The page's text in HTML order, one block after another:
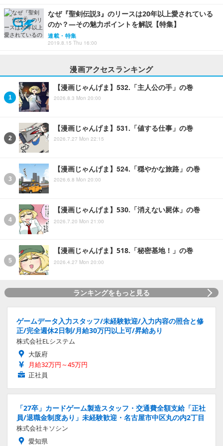
なぜ『聖剣伝説3』のリースは20年以上愛されている
のか？―その魅力ポイントを解説【特集】
連載・特集
2019.8.15 Thu 16:00
漫画アクセスランキング
【漫画じゃんげま】532.「主人公の手」の巻
2026.8.3 Mon 20:00
【漫画じゃんげま】531.「値する仕事」の巻
2026.7.27 Mon 22:15
【漫画じゃんげま】524.「穏やかな旅路」の巻
2026.6.8 Mon 20:00
【漫画じゃんげま】530.「消えない屍体」の巻
2026.7.20 Mon 21:00
【漫画じゃんげま】518.「秘密基地！」の巻
2026.4.27 Mon 20:00
ランキングをもっと見る
ゲームデータ入力スタッフ/未経験歓迎/入力内容の照合と修
正/完全週休2日制/月給30万円以上可/昇給あり
株式会社ELシステム
大阪府
月給32万円～45万円
正社員
「27卒」カードゲーム製造スタッフ・交通費全額支給「正社
員/退職金制度あり」未経験歓迎・名古屋市中区丸の内2丁目
株式会社キソシン
愛知県